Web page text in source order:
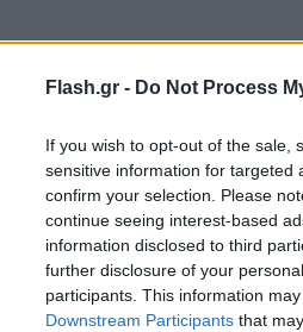
Flash.gr - Do Not Process
If you wish to opt-out of the sale,
sensitive information for targeted
confirm your selection. Please
continue seeing interest-based
information disclosed to third
further disclosure of your
participants. This information
Downstream Participants that
δες περισσότεροFlash.grστην